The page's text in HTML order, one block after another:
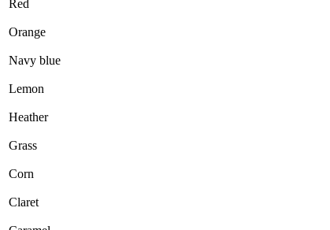
Red
Orange
Navy blue
Lemon
Heather
Grass
Corn
Claret